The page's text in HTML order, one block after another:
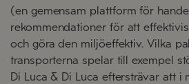
(en gemensam plattform för
rekommendationer för att
och göra den miljöeffektiv. Vilka
transporterna spelar till exempel
Di Luca & Di Luca eftersträvar att i